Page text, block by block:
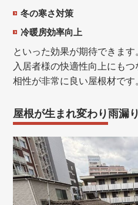
冬の寒さ対策
冷暖房効率向上
といった効果が期待できます
入居者様の快適性向上にも
相性が非常に良い屋根材です
屋根が生まれ変わり雨漏